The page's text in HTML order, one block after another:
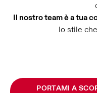
Il nostro team è a tua
lo stile
PORTAMI A